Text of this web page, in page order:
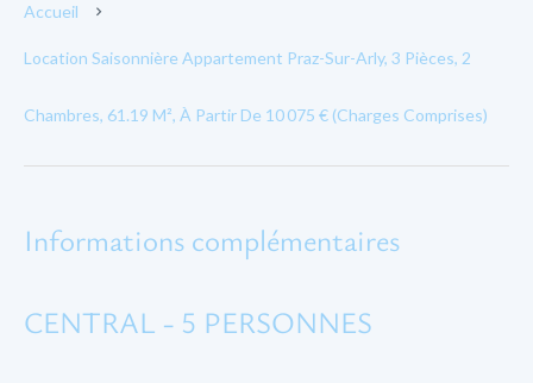
Accueil
Location Saisonnière Appartement Praz-Sur-Arly, 3 Pièces, 2
Chambres, 61.19 M², À Partir De 10 075 € (Charges Comprises)
Informations complémentaires
CENTRAL - 5 PERSONNES